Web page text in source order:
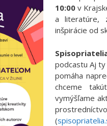
10:00v
a literatúre,
inšpirácie od
podcastu Aj
pomáha
chceme
vymýšľame
(